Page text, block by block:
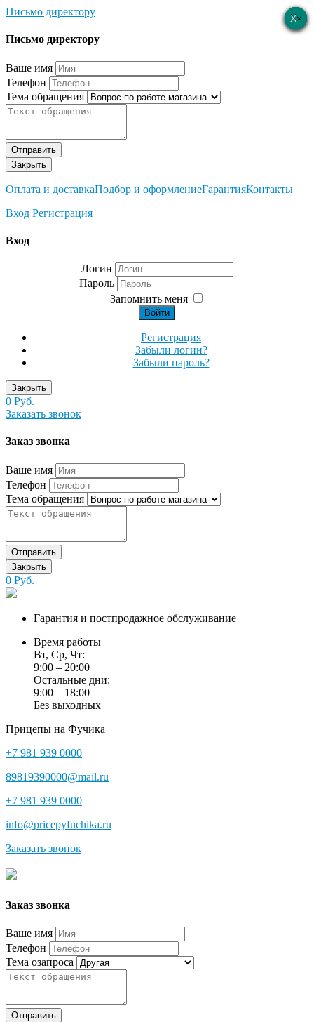
Письмо директору
×
Письмо директору
Ваше имя
Телефон
Тема обращения
Отправить
Закрыть
Оплата и доставкаПодбор и оформлениеГарантияКонтакты
Вход Регистрация
×
Вход
Логин
Пароль
Запомнить меня
Войти
Регистрация
Забыли логин?
Забыли пароль?
Закрыть
0 Руб.
Заказать звонок
×
Заказ звонка
Ваше имя
Телефон
Тема обращения
Отправить
Закрыть
0 Руб.
Гарантия и постпродажное обслуживание
Время работы
Вт, Ср, Чт:
9:00 – 20:00
Остальные дни:
9:00 – 18:00
Без выходных
Прицепы на Фучика
+7 981 939 0000
89819390000@mail.ru
+7 981 939 0000
info@pricepyfuchika.ru
Заказать звонок
×
Заказ звонка
Ваше имя
Телефон
Тема озапроса
Отправить
×